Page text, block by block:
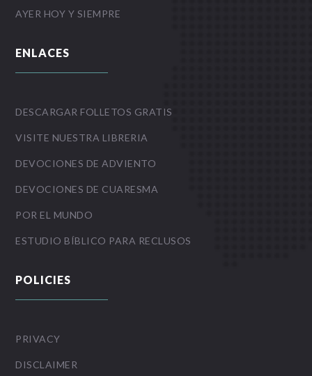
AYER HOY Y SIEMPRE
ENLACES
DESCARGAR FOLLETOS GRATIS
VISITE NUESTRA LIBRERIA
DEVOCIONES DE ADVIENTO
DEVOCIONES DE CUARESMA
POR EL MUNDO
ESTUDIO BÍBLICO PARA RECLUSOS
POLICIES
PRIVACY
DISCLAIMER